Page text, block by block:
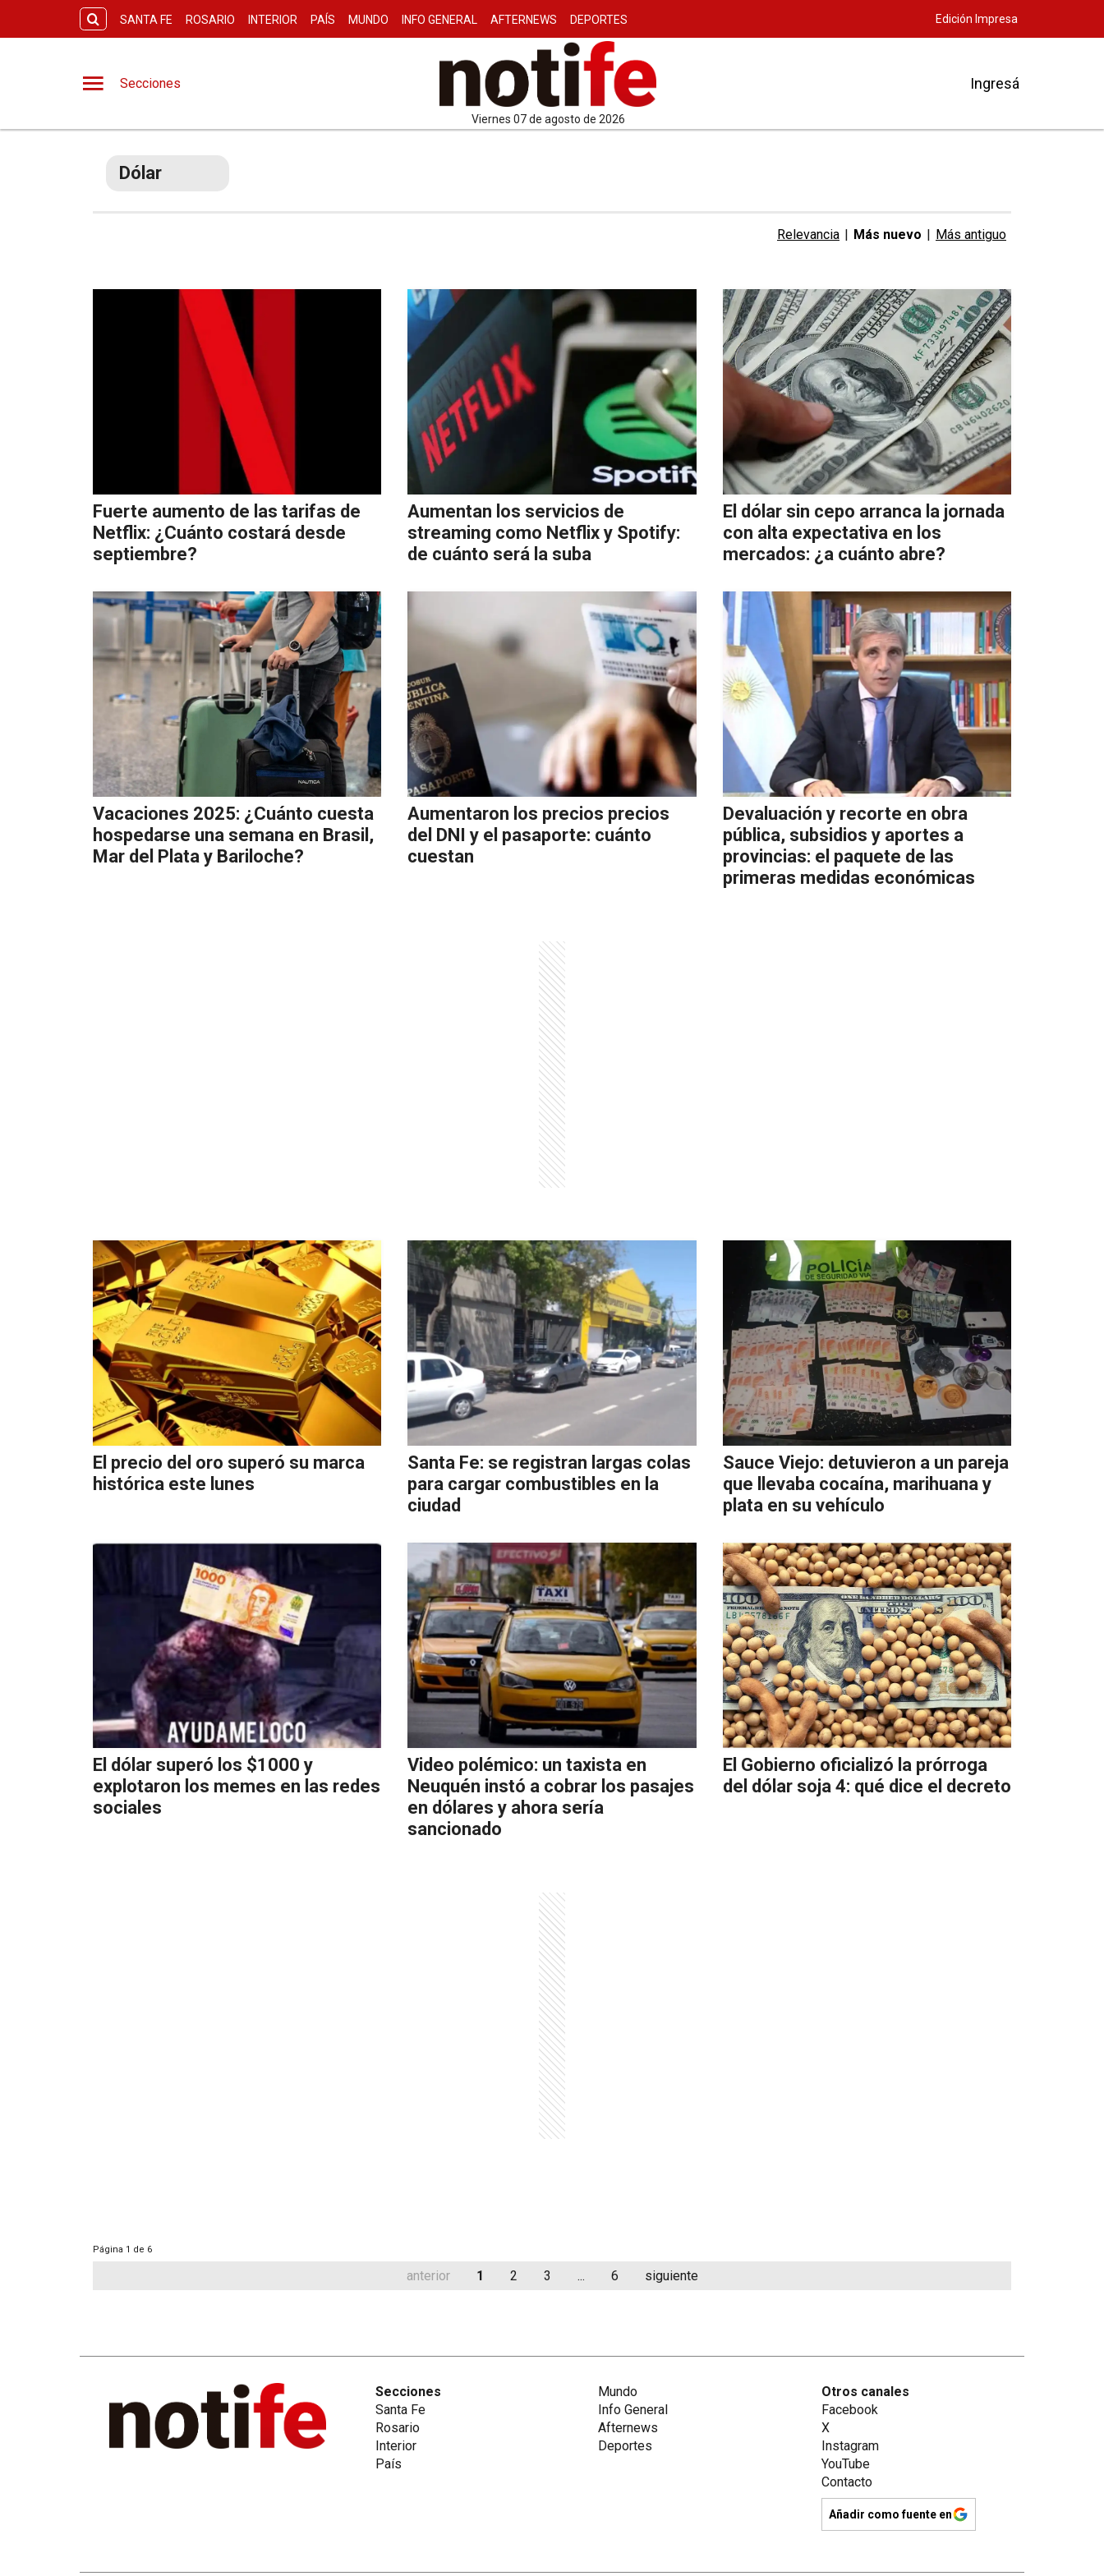
SANTA FE ROSARIO INTERIOR PAÍS MUNDO INFO GENERAL AFTERNEWS DEPORTES Edición Impresa
Secciones
viernes 07 de agosto de 2026
Ingresá
Dólar
Relevancia | Más nuevo | Más antiguo
Fuerte aumento de las tarifas de
Netflix: ¿Cuánto costará desde
septiembre?
Aumentan los servicios de
streaming como Netflix y Spotify:
de cuánto será la suba
El dólar sin cepo arranca la jornada
con alta expectativa en los
mercados: ¿a cuánto abre?
Vacaciones 2025: ¿Cuánto cuesta
hospedarse una semana en Brasil,
Mar del Plata y Bariloche?
Aumentaron los precios precios
del DNI y el pasaporte: cuánto
cuestan
Devaluación y recorte en obra
pública, subsidios y aportes a
provincias: el paquete de las
primeras medidas económicas
El precio del oro superó su marca
histórica este lunes
Santa Fe: se registran largas colas
para cargar combustibles en la
ciudad
Sauce Viejo: detuvieron a un pareja
que llevaba cocaína, marihuana y
plata en su vehículo
El dólar superó los $1000 y
explotaron los memes en las redes
sociales
Video polémico: un taxista en
Neuquén instó a cobrar los pasajes
en dólares y ahora sería
sancionado
El Gobierno oficializó la prórroga
del dólar soja 4: qué dice el decreto
Página 1 de 6
anterior 1 2 3 ... 6 siguiente
Secciones
Santa Fe
Rosario
Interior
País
Mundo
Info General
Afternews
Deportes
Otros canales
Facebook
X
Instagram
YouTube
Contacto
Añadir como fuente en